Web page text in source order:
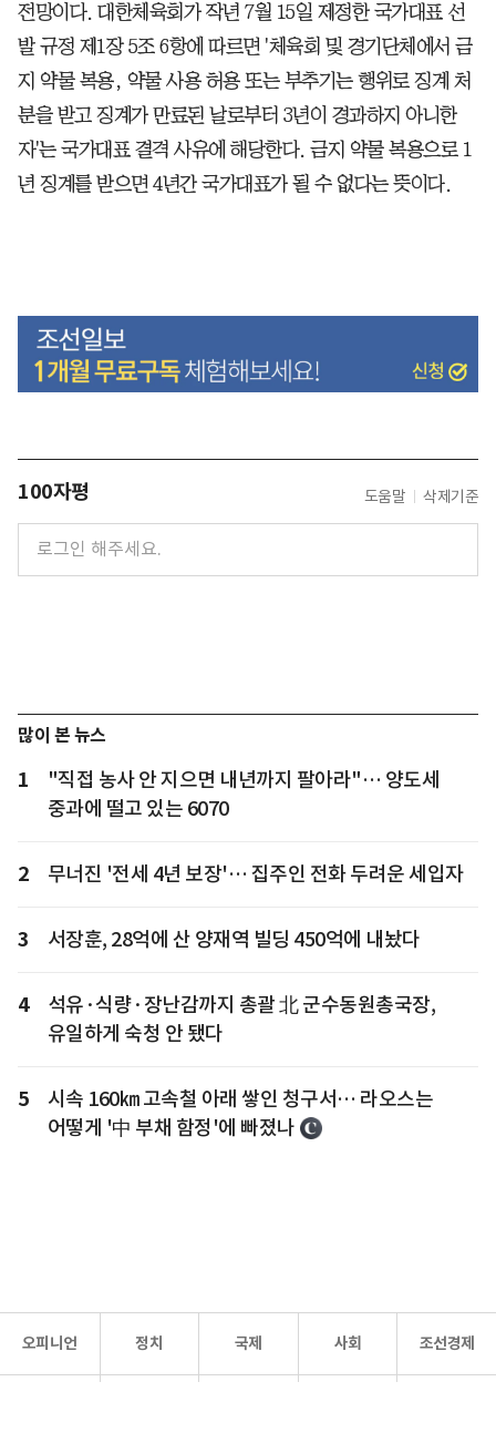
전망이다. 대한체육회가 작년 7월 15일 제정한 국가대표 선
발 규정 제1장 5조 6항에 따르면 '체육회 및 경기단체에서 금
지 약물 복용, 약물 사용 허용 또는 부추기는 행위로 징계 처
분을 받고 징계가 만료된 날로부터 3년이 경과하지 아니한
자'는 국가대표 결격 사유에 해당한다. 금지 약물 복용으로 1
년 징계를 받으면 4년간 국가대표가 될 수 없다는 뜻이다.
100자평 도움말 삭제기준
많이 본 뉴스
1
"직접 농사 안 지으면 내년까지 팔아라"… 양도세
중과에 떨고 있는 6070
2 무너진 '전세 4년 보장'… 집주인 전화 두려운 세입자
3 서장훈, 28억에 산 양재역 빌딩 450억에 내놨다
4
석유·식량·장난감까지 총괄 北 군수동원총국장,
유일하게 숙청 안 됐다
5
시속 160㎞ 고속철 아래 쌓인 청구서… 라오스는
어떻게 '中 부채 함정'에 빠졌나
오피니언 정치 국제 사회 조선경제